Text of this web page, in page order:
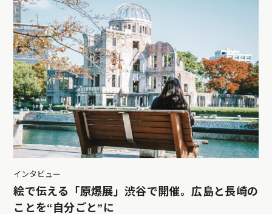
インタビュー
絵で伝える「原爆展」渋谷で開催。広島と長崎の
ことを“自分ごと”に